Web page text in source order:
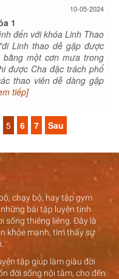
10-05-2024
1
đến với khóa Linh Thao
Linh thao dễ gặp được
một cơn mưa trong
được Cha đặc trách phổ
thao viên dễ dàng gặp
tiếp]
5 6 7
Sau
chạy bộ, hay tập gym
bài tập luyện tinh
sống thiêng liêng. Đây là
khỏe mạnh, tìm thấy sự
tập giúp làm giàu đời
đời sống nội tâm, cho đến